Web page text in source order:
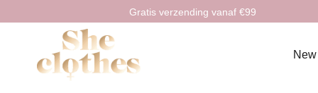
Gratis verzending vanaf €99
New